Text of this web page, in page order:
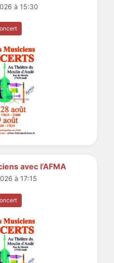
à 15:30
avec l’AFMA
à 17:15